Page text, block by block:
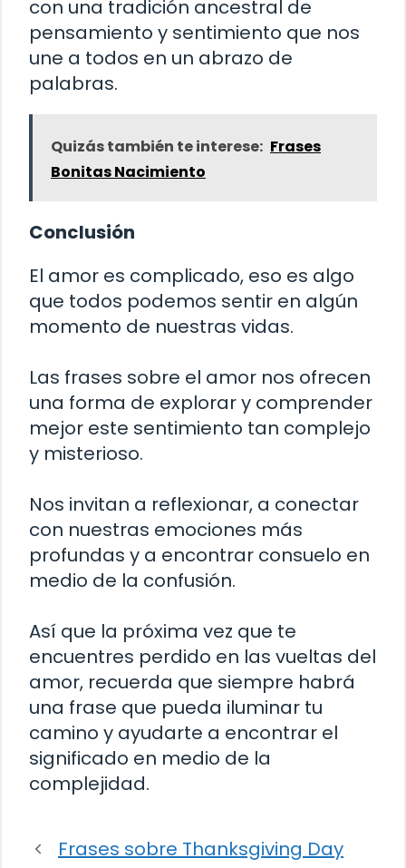
con una tradición ancestral de
pensamiento y sentimiento que nos
une a todos en un abrazo de
palabras.
Quizás también te interese: Frases
Bonitas Nacimiento
Conclusión
El amor es complicado, eso es algo
que todos podemos sentir en algún
momento de nuestras vidas.
Las frases sobre el amor nos ofrecen
una forma de explorar y comprender
mejor este sentimiento tan complejo
y misterioso.
Nos invitan a reflexionar, a conectar
con nuestras emociones más
profundas y a encontrar consuelo en
medio de la confusión.
Así que la próxima vez que te
encuentres perdido en las vueltas del
amor, recuerda que siempre habrá
una frase que pueda iluminar tu
camino y ayudarte a encontrar el
significado en medio de la
complejidad.
Frases sobre Thanksgiving Day